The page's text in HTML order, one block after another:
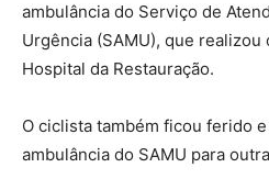
ambulância do Serviço de
Urgência (SAMU), que
Hospital da Restauração.
O ciclista também ficou ferido
ambulância do SAMU para